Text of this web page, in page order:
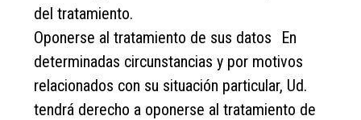
del tratamiento.
Oponerse al tratamiento de sus datos En
determinadas circunstancias y por motivos
relacionados con su situación particular, Ud.
tendrá derecho a oponerse al tratamiento de